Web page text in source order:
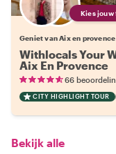
Kies
Geniet van Aix en
Withlocals Your
Aix En Provence
66
CITY HIGHLIGHT TOUR
Bekijk alle